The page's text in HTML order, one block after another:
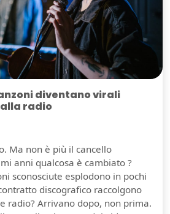
diventano virali
radio
Ma non è più il cancello
anni qualcosa è cambiato ?
sconosciute esplodono in pochi
discografico raccolgono
radio? Arrivano dopo, non prima.